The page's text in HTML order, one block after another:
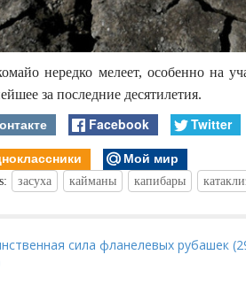
нередко мелеет, особенно на
за последние десятилетия.
Facebook
Twitter
Мой мир
засуха кайманы капибары
сила фланелевых рубашек